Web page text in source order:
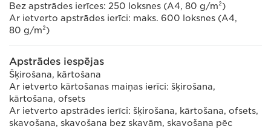
Bez apstrādes ierīces: 250 loksnes (A4, 80 g/m²)
Ar ietverto apstrādes ierīci: maks. 600 loksnes (A4,
80 g/m²)
Apstrādes iespējas
Šķirošana, kārtošana
Ar ietverto kārtošanas maiņas ierīci: šķirošana,
kārtošana, ofsets
Ar ietverto apstrādes ierīci: šķirošana, kārtošana, ofsets,
skavošana, skavošana bez skavām, skavošana pēc